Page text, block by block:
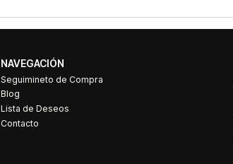
NAVEGACIÓN
Seguimineto de Compra
Blog
Lista de Deseos
Contacto